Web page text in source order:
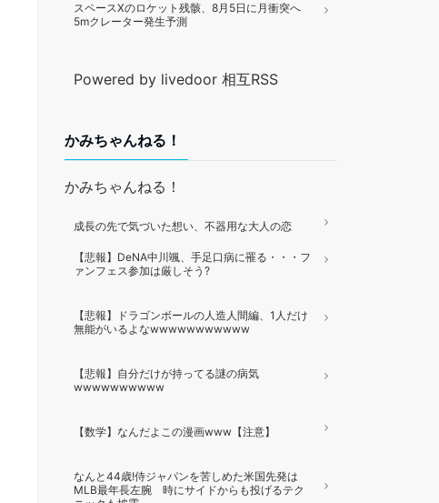
スペースXのロケット残骸、8月5日に月衝突へ
5mクレーター発生予測
Powered by livedoor 相互RSS
かみちゃんねる！
かみちゃんねる！
成長の先で気づいた想い、不器用な大人の恋
【悲報】DeNA中川颯、手足口病に罹る・・・フ
ァンフェス参加は厳しそう?
【悲報】ドラゴンボールの人造人間編、1人だけ
無能がいるよなwwwwwwwwwww
【悲報】自分だけが持ってる謎の病気
wwwwwwwwww
【数学】なんだよこの漫画www【注意】
なんと44歳!侍ジャパンを苦しめた米国先発は
MLB最年長左腕 時にサイドからも投げるテク